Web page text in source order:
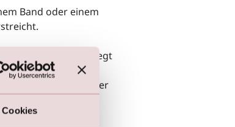
Cookies
Band oder einem
deine Kurven schmiegt
ist das ideale
Frauen mit dieser
wählen, um ihre
betonen.